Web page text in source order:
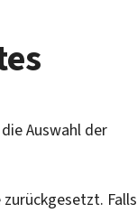
Auswahl der
Falls